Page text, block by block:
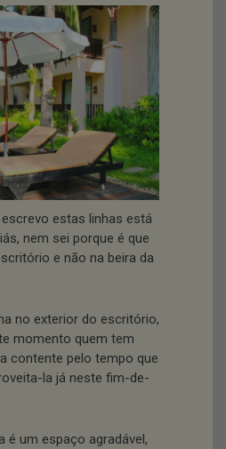
estas linhas está
nem sei porque é que
e não na beira da
no exterior do escritório,
momento quem tem
contente pelo tempo que
la já neste fim-de-
é um espaço agradável,